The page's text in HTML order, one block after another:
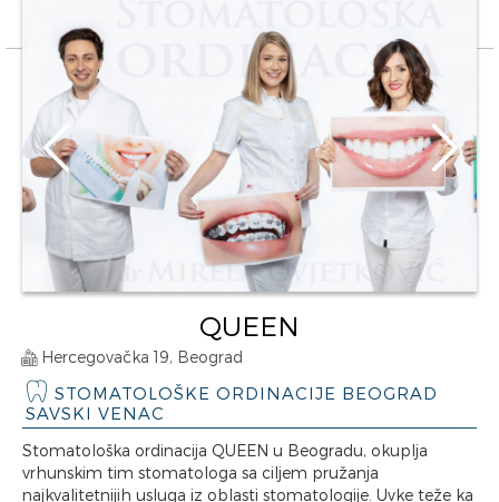
QUEEN
Hercegovačka 19, Beograd
STOMATOLOŠKE ORDINACIJE BEOGRAD
SAVSKI VENAC
Stomatološka ordinacija QUEEN u Beogradu, okuplja
vrhunskim tim stomatologa sa ciljem pružanja
najkvalitetnijih usluga iz oblasti stomatologije. Uvke teže ka